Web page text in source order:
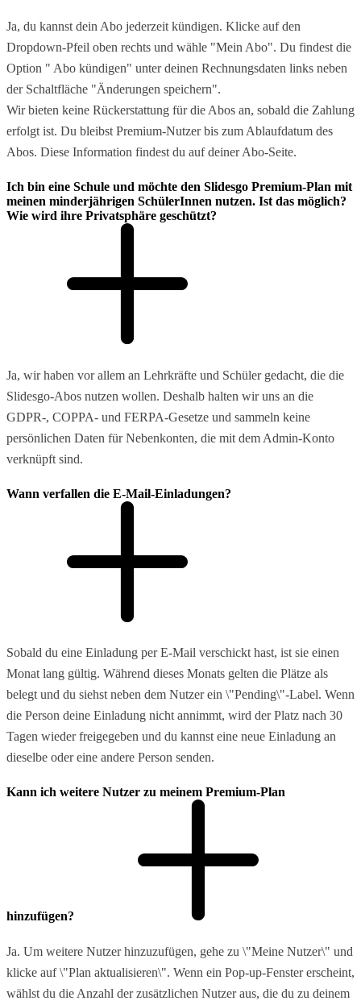
Ja, du kannst dein Abo jederzeit kündigen. Klicke auf den
Dropdown-Pfeil oben rechts und wähle "Mein Abo". Du findest die
Option " Abo kündigen" unter deinen Rechnungsdaten links neben
der Schaltfläche "Änderungen speichern".
Wir bieten keine Rückerstattung für die Abos an, sobald die Zahlung
erfolgt ist. Du bleibst Premium-Nutzer bis zum Ablaufdatum des
Abos. Diese Information findest du auf deiner Abo-Seite.
Ich bin eine Schule und möchte den Slidesgo Premium-Plan mit
meinen minderjährigen SchülerInnen nutzen. Ist das möglich?
Wie wird ihre Privatsphäre geschützt?
Ja, wir haben vor allem an Lehrkräfte und Schüler gedacht, die die
Slidesgo-Abos nutzen wollen. Deshalb halten wir uns an die
GDPR-, COPPA- und FERPA-Gesetze und sammeln keine
persönlichen Daten für Nebenkonten, die mit dem Admin-Konto
verknüpft sind.
Wann verfallen die E-Mail-Einladungen?
Sobald du eine Einladung per E-Mail verschickt hast, ist sie einen
Monat lang gültig. Während dieses Monats gelten die Plätze als
belegt und du siehst neben dem Nutzer ein \"Pending\"-Label. Wenn
die Person deine Einladung nicht annimmt, wird der Platz nach 30
Tagen wieder freigegeben und du kannst eine neue Einladung an
dieselbe oder eine andere Person senden.
Kann ich weitere Nutzer zu meinem Premium-Plan
hinzufügen?
Ja. Um weitere Nutzer hinzuzufügen, gehe zu \"Meine Nutzer\" und
klicke auf \"Plan aktualisieren\". Wenn ein Pop-up-Fenster erscheint,
wählst du die Anzahl der zusätzlichen Nutzer aus, die du zu deinem